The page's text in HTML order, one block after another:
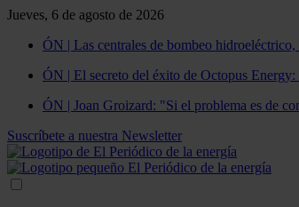
Jueves, 6 de agosto de 2026
ÓN | Las centrales de bombeo
ÓN | El secreto del éxito de Octopus
ÓN | Joan Groizard: "Si el problema es de
Suscríbete a nuestra Newsletter